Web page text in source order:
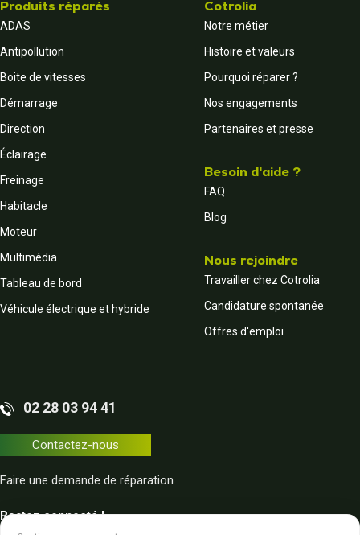
Produits réparés
ADAS
Antipollution
Boite de vitesses
Démarrage
Direction
Éclairage
Freinage
Habitacle
Moteur
Multimédia
Tableau de bord
Véhicule électrique et hybride
Cotrolia
Notre métier
Histoire et valeurs
Pourquoi réparer ?
Nos engagements
Partenaires et presse
Besoin d'aide ?
FAQ
Blog
Nous rejoindre
Travailler chez Cotrolia
Candidature spontanée
Offres d'emploi
02 28 03 94 41
Contactez-nous
Faire une demande de réparation
Restez connecté !